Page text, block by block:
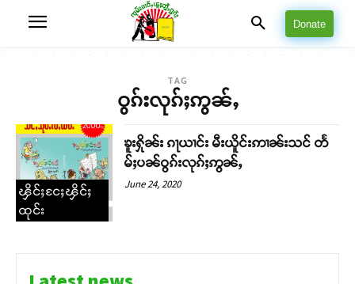
Donate
TAG
ဝွၵ်းလုၵ်ႈဢွၼ်ႇ
ၾိင်ႈငႄႈၾိင်ႈ
ထုင်း
ၶူးႁိုၼ်း ၵႃယၢင်း မီးယိူင်းဢၢၼ်းသင် တႅ
မ်ႈပၼ်ဝွၵ်းလုၵ်ႈဢွၼ်ႇ
June 24, 2020